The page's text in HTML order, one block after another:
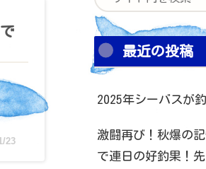
23
最近の投稿
2025年シーバスが
激闘再び！秋爆の
で連日の好釣果！先